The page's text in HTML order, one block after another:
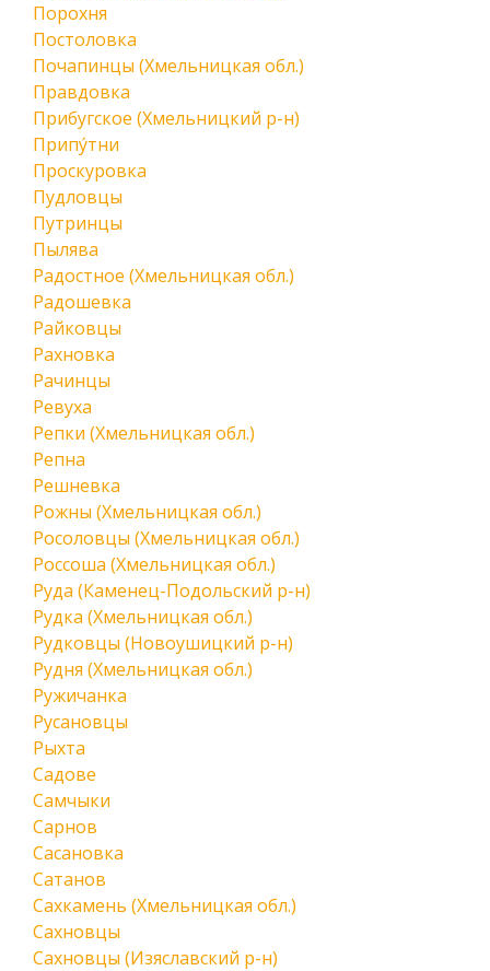
Порохня
Постоловка
Почапинцы (Хмельницкая обл.)
Правдовка
Прибугское (Хмельницкий р-н)
Припу́тни
Проскуровка
Пудловцы
Путринцы
Пылява
Радостное (Хмельницкая обл.)
Радошевка
Райковцы
Рахновка
Рачинцы
Ревуха
Репки (Хмельницкая обл.)
Репна
Решневка
Рожны (Хмельницкая обл.)
Росоловцы (Хмельницкая обл.)
Россоша (Хмельницкая обл.)
Руда (Каменец-Подольский р-н)
Рудка (Хмельницкая обл.)
Рудковцы (Новоушицкий р-н)
Рудня (Хмельницкая обл.)
Ружичанка
Русановцы
Рыхта
Садове
Самчыки
Сарнов
Сасановка
Сатанов
Сахкамень (Хмельницкая обл.)
Сахновцы
Сахновцы (Изяславский р-н)